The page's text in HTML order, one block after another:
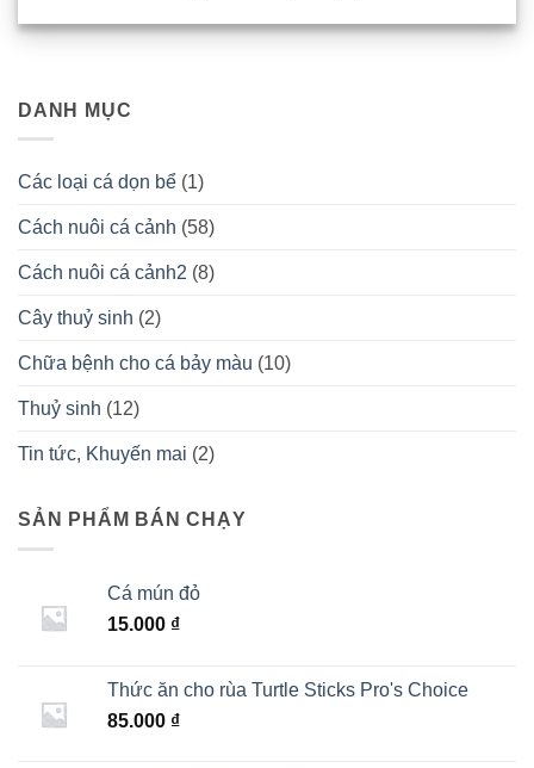
DANH MỤC
Các loại cá dọn bể (1)
Cách nuôi cá cảnh (58)
Cách nuôi cá cảnh2 (8)
Cây thuỷ sinh (2)
Chữa bệnh cho cá bảy màu (10)
Thuỷ sinh (12)
Tin tức, Khuyến mai (2)
SẢN PHẨM BÁN CHẠY
Cá mún đỏ
15.000 ₫
Thức ăn cho rùa Turtle Sticks Pro's Choice
85.000 ₫